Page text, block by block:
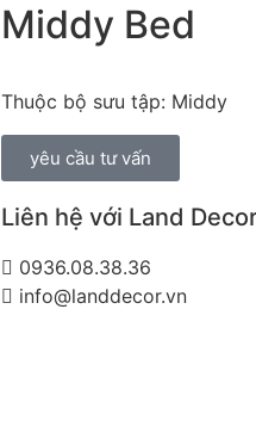
Middy Bed
Thuộc bộ sưu tập: Middy
yêu cầu tư vấn
Liên hệ với Land
0936.08.38.36
info@landdecor.vn